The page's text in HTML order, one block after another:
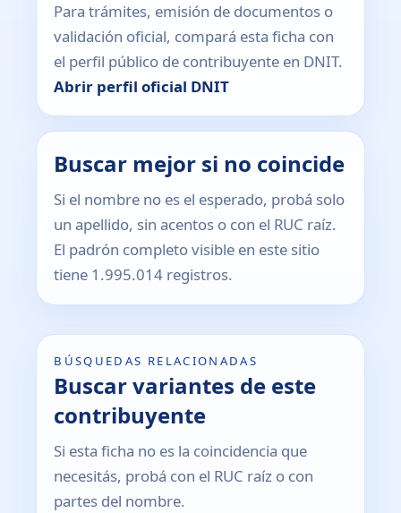
Para trámites, emisión de documentos o
validación oficial, compará esta ficha con
el perfil público de contribuyente en DNIT.
Abrir perfil oficial DNIT
Buscar mejor si no coincide
Si el nombre no es el esperado, probá solo
un apellido, sin acentos o con el RUC raíz.
El padrón completo visible en este sitio
tiene 1.995.014 registros.
BÚSQUEDAS RELACIONADAS
Buscar variantes de este
contribuyente
Si esta ficha no es la coincidencia que
necesitás, probá con el RUC raíz o con
partes del nombre.